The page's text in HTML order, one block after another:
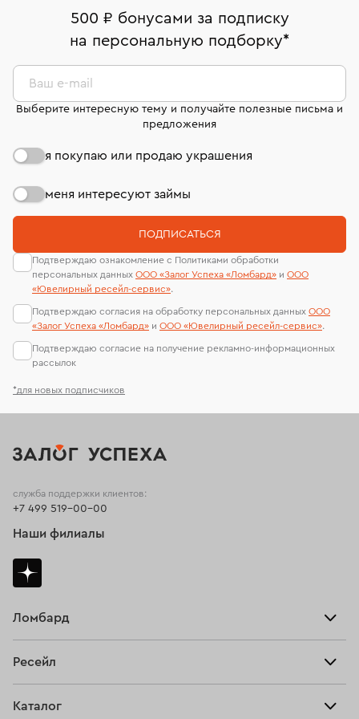
комиссионных украшений и часов смотрите на
странице«Возврат украшений»
Москва, ул. Грузинский Вал, д. 28/45
Срок бронирования украшения при самовывозе из
Оплата наличными или картой
Система быстрых платежей (по QR-коду)
В кредит от Т-Банка (до 50 000 руб., на 3–6 мес.)
номер (УИН)
На особо ценные изделия получены
сертификаты МГУ и других геммологических
лабораторий
500 ₽ бонусами за подписку
на персональную подборку*
*для новых подписчиков
Ваш e-mail
Выберите интересную тему и получайте полезные письма и
предложения
я покупаю или продаю украшения
меня интересуют займы
ПОДПИСАТЬСЯ
Подтверждаю ознакомление с Политиками обработки
персональных данных ООО «Залог Успеха «Ломбард» и ООО
«Ювелирный ресейл-сервиc».
Подтверждаю согласия на обработку персональных данных ООО
«Залог Успеха «Ломбард» и ООО «Ювелирный ресейл-сервиc».
Подтверждаю согласие на получение рекламно-информационных
рассылок
Ломбард
Тарифы
Ресейл
Каталог
служба поддержки клиентов:
+7 499 519-00-00
Наши филиалы